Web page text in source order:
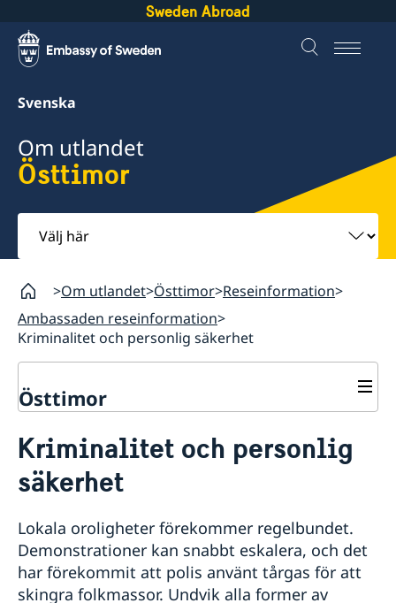
Sweden Abroad
Svenska
Om utlandet
Östtimor
Välj
här
Om utlandet Östtimor Reseinformation
Ambassaden reseinformation
Kriminalitet och personlig säkerhet
Östtimor
Hjälp till svenskar i Östtimor
Rösta i Östtimor
Akut hjälp
Medborgarskap
Reseinformation
Aktuella händelser
Allmänna säkerhetsläget
Terrorism
Naturförhållanden och katastrofer
Kriminalitet och personlig
säkerhet
Lokala oroligheter förekommer regelbundet.
Demonstrationer kan snabbt eskalera, och det
har förekommit att polis använt tårgas för att
skingra folkmassor. Undvik alla former av